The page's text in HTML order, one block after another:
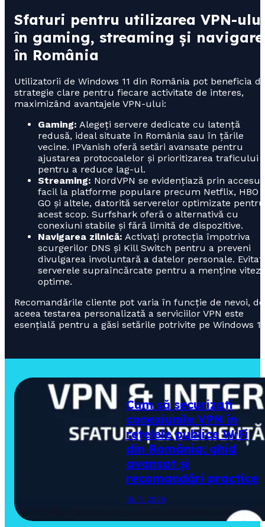
Sfaturi pentru utilizarea VPN-
în gaming, streaming și navigare
în România
Utilizatorii de Windows 11 din România pot beneficia
strategie clare pentru fiecare activitate de interes,
maximizând avantajele VPN-ului:
Gaming: Alegeți servere dedicate cu latență
redusă, ideal situate în România sau în țările
vecine. IPVanish oferă setări avansate pentru
ajustarea protocoalelor și prioritizarea traficului
pentru a reduce lag-ul.
Streaming: NordVPN se evidențiază prin accesul
facil la platforme populare precum Netflix, HBO
GO și altele, datorită serverelor optimizate pentru
acest scop. Surfshark oferă o alternativă cu
conexiuni stabile și fără limită de dispozitive.
Navigarea zilnică: Activați protecția împotriva
scurgerilor DNS și Kill Switch pentru a preveni
divulgarea involuntară a datelor personale. Evitați
serverele supraîncărcate pentru a menține
optime.
Recomandările cliente pot varia în funcție de nevoi, de
aceea testarea personalizată a serviciilor VPN este
esențială pentru a găsi setările potrivite pe Windows
Cum să securizați
conexiunile VPN în
rețelele publice WiFi
din România: ghid
avansat și
recomandări practice
16. 7. 2026